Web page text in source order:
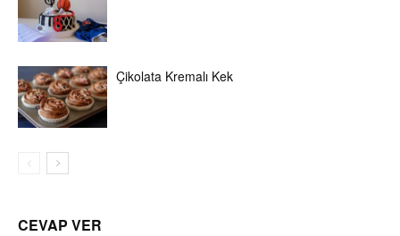
Çikolata Kremalı Kek
CEVAP VER